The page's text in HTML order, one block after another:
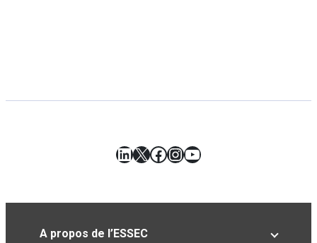
LinkedIn
X Facebook
Instagram
YouTube
A propos de l’ESSEC